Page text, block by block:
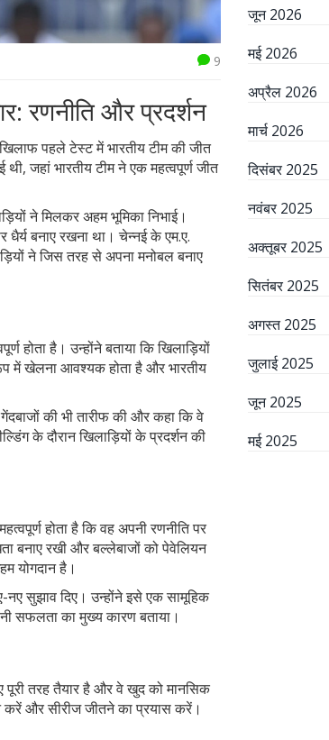
9
रणनीति और प्रदर्शन
पहले टेस्ट में भारतीय टीम की जीत
जहां भारतीय टीम ने एक महत्वपूर्ण जीत
ने मिलकर अहम भूमिका निभाई।
धैर्य बनाए रखना था। चेन्नई के एम.ए.
ने जिस तरह से अपना मनोबल बनाए
होता है। उन्होंने बताया कि खिलाड़ियों
में खेलना आवश्यक होता है और भारतीय
की भी तारीफ की और कहा कि वे
के दौरान खिलाड़ियों के प्रदर्शन की
होता है कि वह अपनी रणनीति पर
बनाए रखी और बल्लेबाजों को पेवेलियन
योगदान है।
नए सुझाव दिए। उन्होंने इसे एक सामूहिक
सफलता का मुख्य कारण बताया।
पूरी तरह तैयार है और वे खुद को मानसिक
करें और सीरीज जीतने का प्रयास करें।
जून 2026
मई 2026
अप्रैल 2026
मार्च 2026
दिसंबर 2025
नवंबर 2025
अक्तूबर 2025
सितंबर 2025
अगस्त 2025
जुलाई 2025
जून 2025
मई 2025